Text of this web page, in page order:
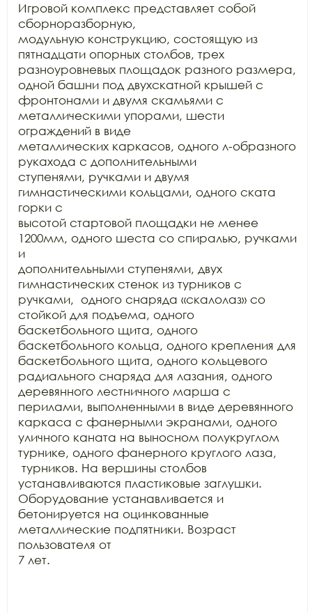
Игровой комплекс представляет собой
сборноразборную,
модульную конструкцию, состоящую из
пятнадцати опорных столбов, трех
разноуровневых площадок разного размера,
одной башни под двухскатной крышей с
фронтонами и двумя скамьями с
металлическими упорами, шести
ограждений в виде
металлических каркасов, одного л-образного
рукахода с дополнительными
ступенями, ручками и двумя
гимнастическими кольцами, одного ската
горки с
высотой стартовой площадки не менее
1200мм, одного шеста со спиралью, ручками
и
дополнительными ступенями, двух
гимнастических стенок из турников с
ручками,  одного снаряда «скалолаз» со
стойкой для подъема, одного
баскетбольного щита, одного
баскетбольного кольца, одного крепления для
баскетбольного щита, одного кольцевого
радиального снаряда для лазания, одного
деревянного лестничного марша с
перилами, выполненными в виде деревянного
каркаса с фанерными экранами, одного
уличного каната на выносном полукруглом
турнике, одного фанерного круглого лаза,
турников. На вершины столбов
устанавливаются пластиковые заглушки.
Оборудование устанавливается и
бетонируется на оцинкованные
металлические подпятники. Возраст
пользователя от
7 лет.